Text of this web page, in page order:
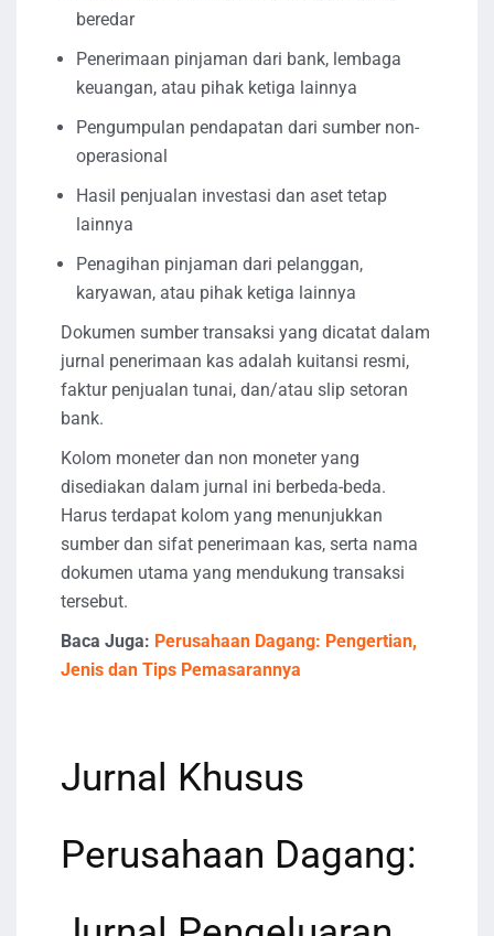
beredar
Penerimaan pinjaman dari bank, lembaga
keuangan, atau pihak ketiga lainnya
Pengumpulan pendapatan dari sumber non-
operasional
Hasil penjualan investasi dan aset tetap
lainnya
Penagihan pinjaman dari pelanggan,
karyawan, atau pihak ketiga lainnya
Dokumen sumber transaksi yang dicatat dalam
jurnal penerimaan kas adalah kuitansi resmi,
faktur penjualan tunai, dan/atau slip setoran
bank.
Kolom moneter dan non moneter yang
disediakan dalam jurnal ini berbeda-beda.
Harus terdapat kolom yang menunjukkan
sumber dan sifat penerimaan kas, serta nama
dokumen utama yang mendukung transaksi
tersebut.
Baca Juga: Perusahaan Dagang: Pengertian,
Jenis dan Tips Pemasarannya
Jurnal Khusus
Perusahaan Dagang: